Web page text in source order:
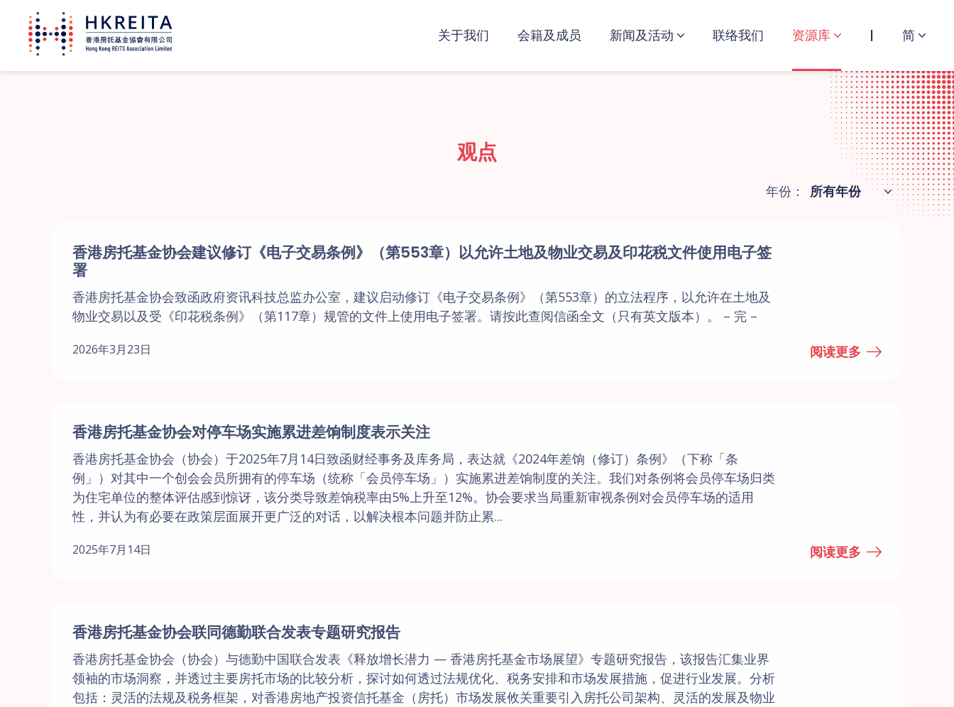
关于我们 会籍及成员 新闻及活动 联络我们 资源库 简
观点
年份： 所有年份
香港房托基金协会建议修订《电子交易条例》（第553章）以允许土地及物业交易及印花税文件使用电子签
署
香港房托基金协会致函政府资讯科技总监办公室，建议启动修订《电子交易条例》（第553章）的立法程序，以允许在土地及
物业交易以及受《印花税条例》（第117章）规管的文件上使用电子签署。请按此查阅信函全文（只有英文版本）。 – 完 –
2026年3月23日 阅读更多
香港房托基金协会对停车场实施累进差饷制度表示关注
香港房托基金协会（协会）于2025年7月14日致函财经事务及库务局，表达就《2024年差饷（修订）条例》（下称「条
例」）对其中一个创会会员所拥有的停车场（统称「会员停车场」）实施累进差饷制度的关注。我们对条例将会员停车场归类
为住宅单位的整体评估感到惊讶，该分类导致差饷税率由5%上升至12%。协会要求当局重新审视条例对会员停车场的适用
性，并认为有必要在政策层面展开更广泛的对话，以解决根本问题并防止累...
2025年7月14日 阅读更多
香港房托基金协会联同德勤联合发表专题研究报告
香港房托基金协会（协会）与德勤中国联合发表《释放增长潜力 — 香港房托基金市场展望》专题研究报告，该报告汇集业界
领袖的市场洞察，并透过主要房托市场的比较分析，探讨如何透过法规优化、税务安排和市场发展措施，促进行业发展。分析
包括：灵活的法规及税务框架，对香港房地产投资信托基金（房托）市场发展攸关重要引入房托公司架构、灵活的发展及物业